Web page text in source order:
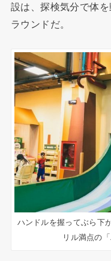
設は、探検気分で体
ラウンドだ。
ハンドルを握ってぶら下
リル満点の